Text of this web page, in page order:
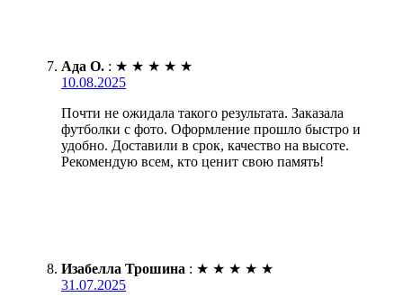
Ада О. : ★ ★ ★ ★ ★
10.08.2025
Почти не ожидала такого результата. Заказала
футболки с фото. Оформление прошло быстро и
удобно. Доставили в срок, качество на высоте.
Рекомендую всем, кто ценит свою память!
Изабелла Трошина : ★ ★ ★ ★ ★
31.07.2025